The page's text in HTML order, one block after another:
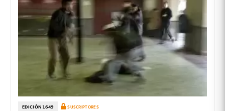
EDICIÓN 1649 SUSCRIPTORES